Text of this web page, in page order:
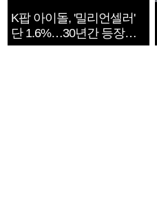
K팝 아이돌, '밀리언셀러'
단 1.6%…30년간 등장
1182개팀 전수조사